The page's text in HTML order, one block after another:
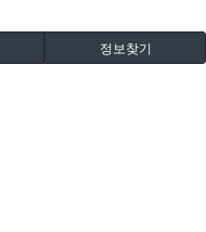
정보찾기